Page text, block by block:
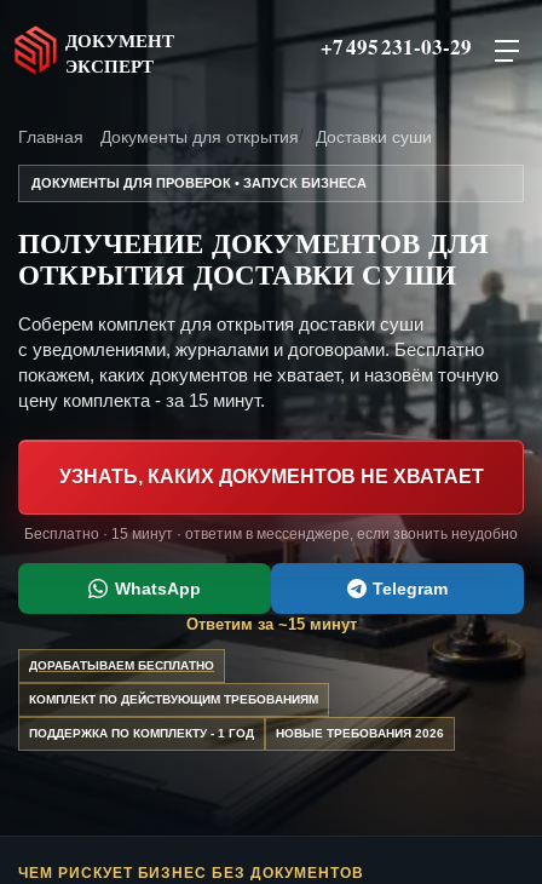
ДОКУМЕНТ
ЭКСПЕРТ
+7 495 231-03-29
Главная Документы для открытия Доставки суши
ДОКУМЕНТЫ ДЛЯ ПРОВЕРОК • ЗАПУСК БИЗНЕСА
ПОЛУЧЕНИЕ ДОКУМЕНТОВ ДЛЯ
ОТКРЫТИЯ ДОСТАВКИ СУШИ
Соберем комплект для открытия доставки суши
с уведомлениями, журналами и договорами. Бесплатно
покажем, каких документов не хватает, и назовём точную
цену комплекта - за 15 минут.
УЗНАТЬ, КАКИХ ДОКУМЕНТОВ НЕ ХВАТАЕТ
Бесплатно · 15 минут · ответим в мессенджере, если звонить неудобно
WhatsApp Telegram
Ответим за ~15 минут
ДОРАБАТЫВАЕМ БЕСПЛАТНО
КОМПЛЕКТ ПО ДЕЙСТВУЮЩИМ ТРЕБОВАНИЯМ
ПОДДЕРЖКА ПО КОМПЛЕКТУ - 1 ГОД НОВЫЕ ТРЕБОВАНИЯ 2026
ЧЕМ РИСКУЕТ БИЗНЕС БЕЗ ДОКУМЕНТОВ